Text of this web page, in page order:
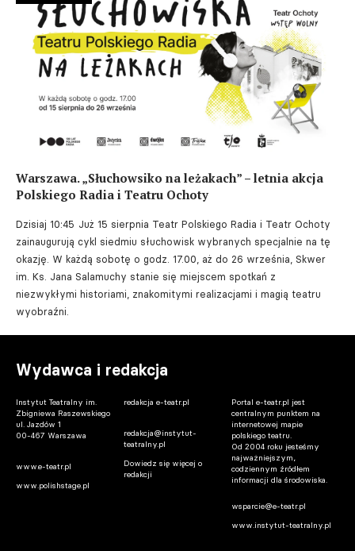
Warszawa. „Słuchowsiko na leżakach” – letnia akcja
Polskiego Radia i Teatru Ochoty
Dzisiaj 10:45 Już 15 sierpnia Teatr Polskiego Radia i Teatr Ochoty
zainaugurują cykl siedmiu słuchowisk wybranych specjalnie na tę
okazję. W każdą sobotę o godz. 17.00, aż do 26 września, Skwer
im. Ks. Jana Salamuchy stanie się miejscem spotkań z
niezwykłymi historiami, znakomitymi realizacjami i magią teatru
wyobraźni.
Wydawca i redakcja
Instytut Teatralny im.
Zbigniewa Raszewskiego
ul. Jazdów 1
00-467 Warszawa
www.e-teatr.pl
www.polishstage.pl
redakcja e-teatr.pl
redakcja@instytut-
teatralny.pl
Dowiedz się więcej o
redakcji
Portal e-teatr.pl jest
centralnym punktem na
internetowej mapie
polskiego teatru.
Od 2004 roku jesteśmy
najważniejszym,
codziennym źródłem
informacji dla środowiska.
wsparcie@e-teatr.pl
www.instytut-teatralny.pl